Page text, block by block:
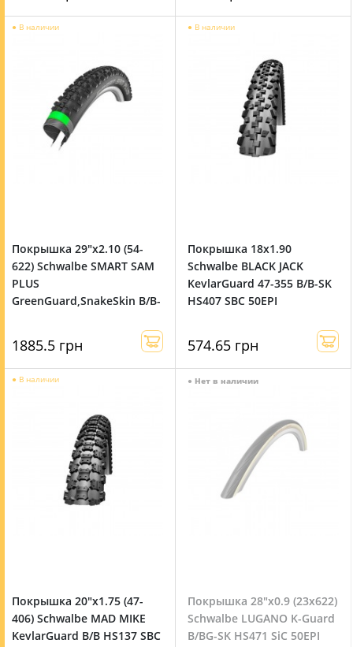
● В наличии
Покрышка 29"x2.10 (54-
622) Schwalbe SMART SAM
PLUS
GreenGuard,SnakeSkin B/B-
1885.5 грн
● В наличии
Покрышка 18x1.90
Schwalbe BLACK JACK
KevlarGuard 47-355 B/B-SK
HS407 SBC 50EPI
574.65 грн
● В наличии
Покрышка 20"x1.75 (47-
406) Schwalbe MAD MIKE
KevlarGuard B/B HS137 SBC
● Нет в наличии
Покрышка 28"x0.9 (23x622)
Schwalbe LUGANO K-Guard
B/BG-SK HS471 SiC 50EPI